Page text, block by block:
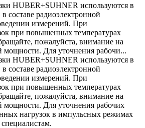
HUBER+SUHNER используются в
составе радиоэлектронной
измерений. При
при повышенных температурах
пожалуйста, внимание на
мощности. Для уточнения рабочи...
HUBER+SUHNER используются в
составе радиоэлектронной
измерений. При
при повышенных температурах
пожалуйста, внимание на
мощности. Для уточнения рабочих
нагрузок в импульсных режимах